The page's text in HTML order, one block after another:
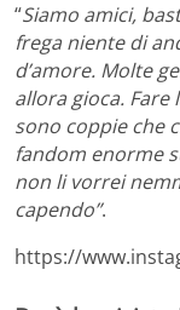
“Siamo amici,
frega niente di
d’amore. Molte
allora gioca. Fare
sono coppie che
fandom enorme
non li vorrei
capendo”.
https://